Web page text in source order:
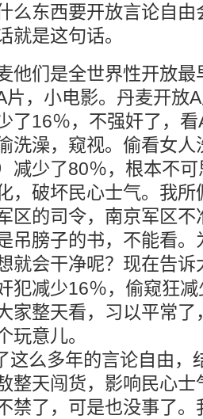
么东西要开放言论自
就是这句话。
他们是全世界性开放
片，小电影。丹麦开放
了16％，不强奸了，
洗澡，窥视。偷看女
减少了80％，根本不
，破坏民心士气。我
区的司令，南京军区
吊膀子的书，不能看
就会干净呢？现在告
犯减少16％，偷窥狂
家整天看，习以平常
玩意儿。
么多年的言论自由，
整天闯货，影响民心
禁了，可是也没事了